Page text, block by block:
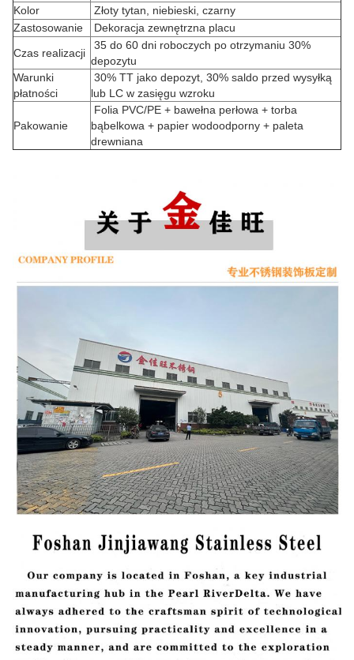
Kolor
Złoty tytan, niebieski, czarny
Zastosowanie
Dekoracja zewnętrzna placu
Czas realizacji
35 do 60 dni roboczych po otrzymaniu 30%
depozytu
Warunki
płatności
30% TT jako depozyt, 30% saldo przed wysyłką
lub LC w zasięgu wzroku
Pakowanie
Folia PVC/PE + bawełna perłowa + torba
bąbelkowa + papier wodoodporny + paleta
drewniana